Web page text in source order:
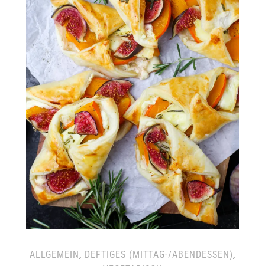
ALLGEMEIN, DEFTIGES (MITTAG-/ABENDESSEN),